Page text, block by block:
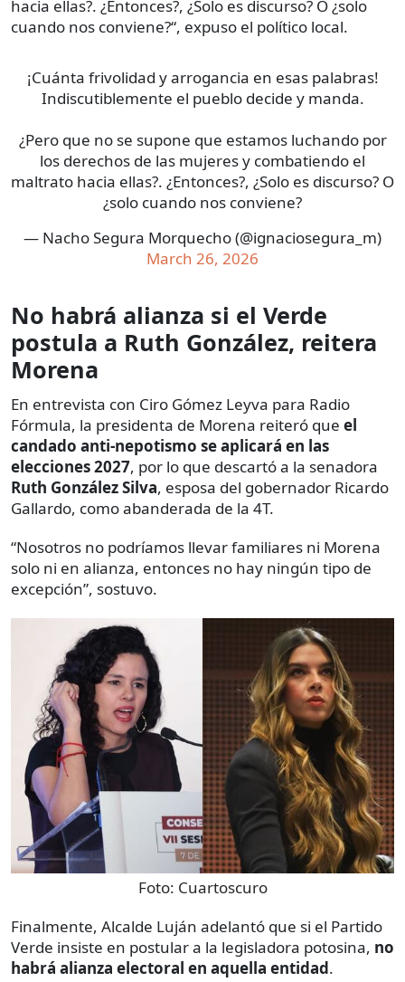
hacia ellas?. ¿Entonces?, ¿Solo es discurso? O ¿solo
cuando nos conviene?“, expuso el político local.
¡Cuánta frivolidad y arrogancia en esas palabras!
Indiscutiblemente el pueblo decide y manda.
¿Pero que no se supone que estamos luchando por
los derechos de las mujeres y combatiendo el
maltrato hacia ellas?. ¿Entonces?, ¿Solo es discurso? O
¿solo cuando nos conviene?
— Nacho Segura Morquecho (@ignaciosegura_m)
March 26, 2026
No habrá alianza si el Verde
postula a Ruth González, reitera
Morena
En entrevista con Ciro Gómez Leyva para Radio
Fórmula, la presidenta de Morena reiteró que el
candado anti-nepotismo se aplicará en las
elecciones 2027, por lo que descartó a la senadora
Ruth González Silva, esposa del gobernador Ricardo
Gallardo, como abanderada de la 4T.
“Nosotros no podríamos llevar familiares ni Morena
solo ni en alianza, entonces no hay ningún tipo de
excepción”, sostuvo.
Foto: Cuartoscuro
Finalmente, Alcalde Luján adelantó que si el Partido
Verde insiste en postular a la legisladora potosina, no
habrá alianza electoral en aquella entidad.